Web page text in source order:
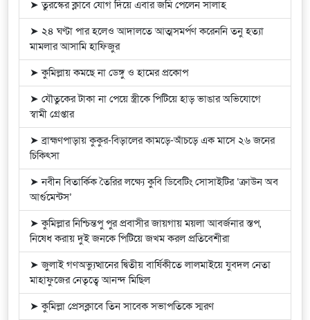
➤ তুরস্কের ক্লাবে যোগ দিয়ে এবার জমি পেলেন সালাহ
➤ ২৪ ঘণ্টা পার হলেও আদালতে আত্মসমর্পণ করেননি তনু হত্যা
মামলার আসামি হাফিজুর
➤ কুমিল্লায় কমছে না ডেঙ্গু ও হামের প্রকোপ
➤ যৌতুকের টাকা না পেয়ে স্ত্রীকে পিটিয়ে হাড় ভাঙার অভিযোগে
স্বামী গ্রেপ্তার
➤ ব্রাহ্মণপাড়ায় কুকুর-বিড়ালের কামড়ে-আঁচড়ে এক মাসে ২৬ জনের
চিকিৎসা
➤ নবীন বিতার্কিক তৈরির লক্ষ্যে কুবি ডিবেটিং সোসাইটির ‘ক্রাউন অব
আর্গুমেন্টস’
➤ কুমিল্লার নিশ্চিন্তপু পুর প্রবাসীর জায়গায় ময়লা আবর্জনার স্তপ,
নিষেধ করায় দুই জনকে পিটিয়ে জখম করল প্রতিবেশীরা
➤ জুলাই গণঅভ্যুত্থানের দ্বিতীয় বার্ষিকীতে লালমাইয়ে যুবদল নেতা
মাহাফুজের নেতৃত্বে আনন্দ মিছিল
➤ কুমিল্লা প্রেসক্লাবে তিন সাবেক সভাপতিকে স্মরণ